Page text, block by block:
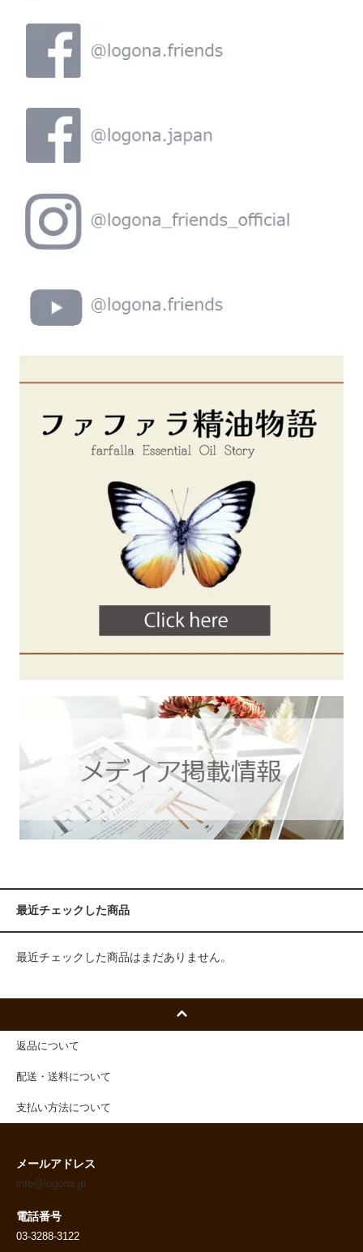
最近チェックした商品
最近チェックした商品はまだありません。
返品について
配送・送料について
支払い方法について
メールアドレス
info@logona.jp
電話番号
03-3288-3122